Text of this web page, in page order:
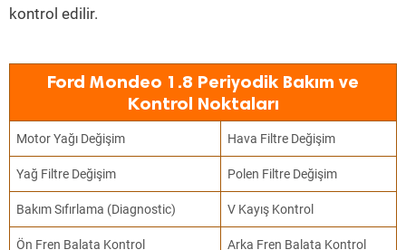
kontrol edilir.
Ford Mondeo 1.8 Periyodik Bakım ve
Kontrol Noktaları
Motor Yağı Değişim Hava Filtre Değişim
Yağ Filtre Değişim Polen Filtre Değişim
Bakım Sıfırlama (Diagnostic) V Kayış Kontrol
Ön Fren Balata Kontrol Arka Fren Balata Kontrol